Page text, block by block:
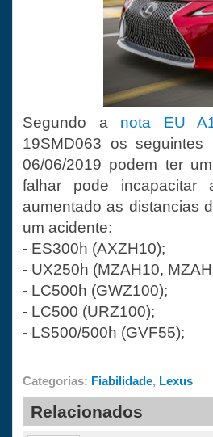
Segundo a nota EU
19SMD063 os
06/06/2019 podem ter
falhar pode
aumentado as distancias
um acidente:
- ES300h (AXZH10);
- UX250h (MZAH10,
- LC500h (GWZ100);
- LC500 (URZ100);
- LS500/500h (GVF55);
Categorias: Fiabilidade, Lexus
Relacionados